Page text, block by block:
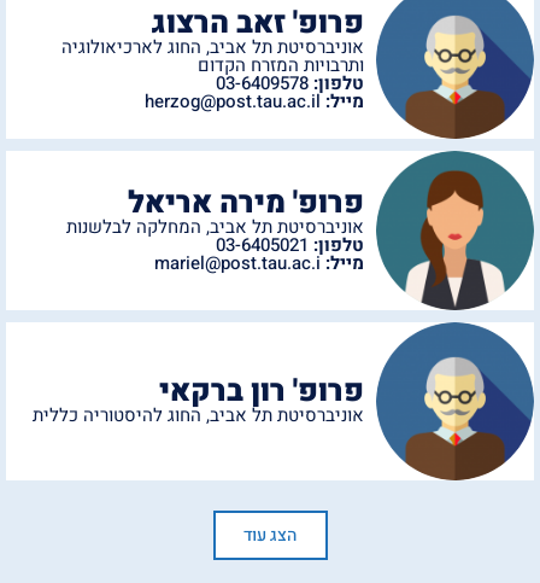
פרופ' זאב הרצוג
אוניברסיטת תל אביב, החוג לארכיאולוגיה
ותרבויות המזרח הקדום
טלפון: 03-6409578
מייל:herzog@post.tau.ac.il
פרופ' מירה אריאל
אוניברסיטת תל אביב, המחלקה לבלשנות
טלפון:
מייל:mariel@post.tau.ac.i
פרופ' רון ברקאי
אוניברסיטת תל אביב, החוג להיסטוריה כללית
הצג עוד